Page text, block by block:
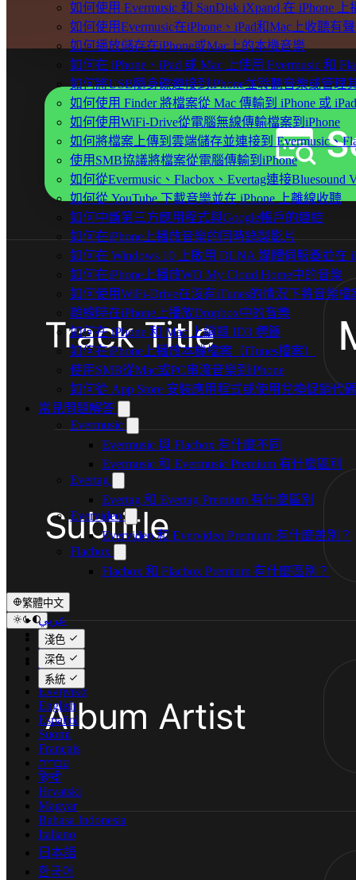
如何使用 Evermusic 和 SanDisk iXpand 在 iPhone
如何使用Evermusic在iPhone、iPad和Mac上收聽有
如何播放儲存在iPhone或Mac上的本機音樂
如何在 iPhone、iPad 或 Mac 上使用 Evermusic 和
如何將USB隨身碟連接到iPhone並聆聽音樂或管理
如何使用 Finder 將檔案從 Mac 傳輸到 iPhone 或 iPad
如何使用WiFi-Drive從電腦無線傳輸檔案到iPhone
如何將檔案上傳到雲端儲存並連接到 Evermusic、
使用SMB協議將檔案從電腦傳輸到iPhone
如何從Evermusic、Flacbox、Evertag連接
如何從 YouTube 下載音樂並在 iPhone 上離線收聽
如何中斷第三方應用程式與Google帳戶的連結
如何在iPhone上播放音樂的同時錄製影片
如何在 Windows 10 上啟用 DLNA 媒體伺服器並在
如何在iPhone上播放WD My Cloud Home中的音樂
如何使用WiFi-Drive在沒有iTunes的情況下將音樂檔
離線時在iPhone上播放Dropbox中的音樂
如何在 iPhone 和 Mac 上編輯 ID3 標籤
如何在iPhone上播放本機檔案（iTunes檔案）
使用SMB從Mac或PC串流音樂到iPhone
如何從 App Store 安裝應用程式或使用兌換促銷代
常見問題解答
Evermusic
Evermusic 與 Flacbox 有什麼不同
Evermusic 和 Evermusic Premium 有什麼區別
Evertag
Evertag 和 Evertag Premium 有什麼區別
Evervideo
Evervideo 和 Evervideo Premium 有什麼差別？
Flacbox
Flacbox 和 Flacbox Premium 有什麼區別？
繁體中文
عربي
Català
Čeština
Dansk
Deutsch
Ελληνικά
English
Español
Suomi
Français
עברית
हिन्दी
Hrvatski
Magyar
Bahasa Indonesia
Italiano
日本語
한국어
淺色
深色
系統